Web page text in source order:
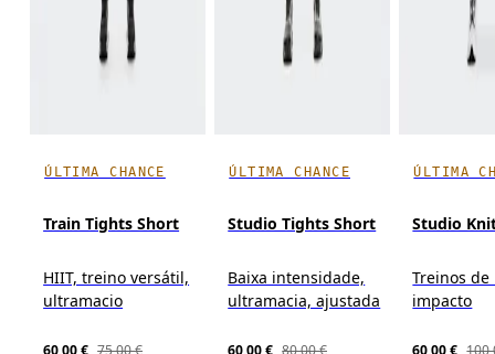
ÚLTIMA CHANCE
Train Tights Short
HIIT, treino versátil,
ultramacio
ÚLTIMA CHANCE
Studio Tights Short
Baixa intensidade,
ultramacia, ajustada
ÚLTIMA
Studio
Treinos de
impacto